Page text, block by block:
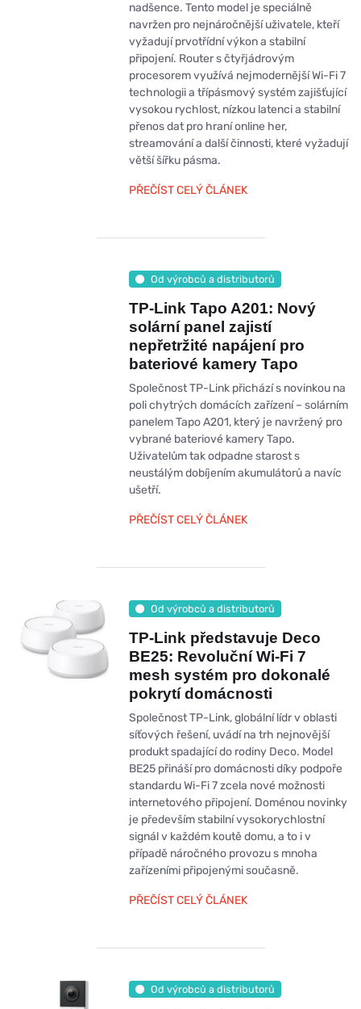
nadšence. Tento model je speciálně
navržen pro nejnáročnější uživatele, kteří
vyžadují prvotřídní výkon a stabilní
připojení. Router s čtyřjádrovým
procesorem využívá nejmodernější Wi-Fi 7
technologii a třípásmový systém zajišťující
vysokou rychlost, nízkou latenci a stabilní
přenos dat pro hraní online her,
streamování a další činnosti, které vyžadují
větší šířku pásma.
PŘEČÍST CELÝ ČLÁNEK
Od výrobců a distributorů
TP-Link Tapo A201: Nový
solární panel zajistí
nepřetržité napájení pro
bateriové kamery Tapo
Společnost TP-Link přichází s novinkou na
poli chytrých domácích zařízení – solárním
panelem Tapo A201, který je navržený pro
vybrané bateriové kamery Tapo.
Uživatelům tak odpadne starost s
neustálým dobíjením akumulátorů a navíc
ušetří.
PŘEČÍST CELÝ ČLÁNEK
Od výrobců a distributorů
TP-Link představuje Deco
BE25: Revoluční Wi-Fi 7
mesh systém pro dokonalé
pokrytí domácnosti
Společnost TP-Link, globální lídr v oblasti
síťových řešení, uvádí na trh nejnovější
produkt spadající do rodiny Deco. Model
BE25 přináší pro domácnosti díky podpoře
standardu Wi-Fi 7 zcela nové možnosti
internetového připojení. Doménou novinky
je především stabilní vysokorychlostní
signál v každém koutě domu, a to i v
případě náročného provozu s mnoha
zařízeními připojenými současně.
PŘEČÍST CELÝ ČLÁNEK
Od výrobců a distributorů